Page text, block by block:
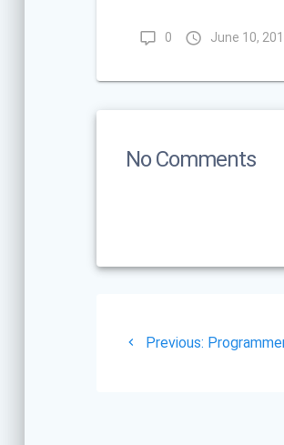
0 June 10,
No Comments
navigation
Previous: Previous